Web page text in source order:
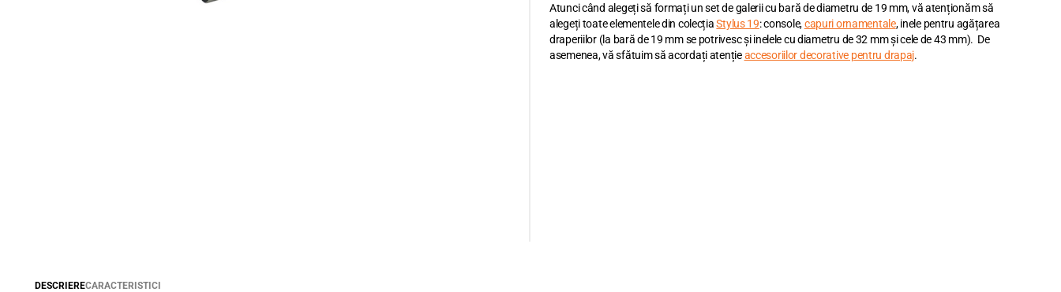
Atunci când alegeți să formați un set de galerii cu bară de diametru de 19 mm, vă atenționăm să
alegeți toate elementele din colecțiaStylus 19: console,capuri ornamentale, inele pentru agățarea
draperiilor (la bară de 19 mm se potrivesc și inelele cu diametru de 32 mm și cele de 43 mm). De
asemenea, vă sfătuim să acordați atențieaccesoriilor decorative pentru drapaj.
DESCRIERECARACTERISTICI